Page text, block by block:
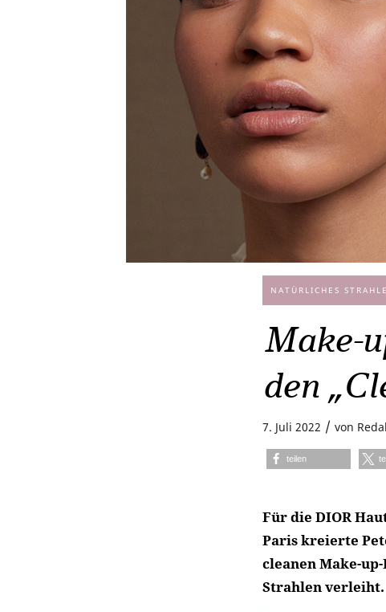
NATÜRLICHES
Make-
den
7. Juli 2022 / von
teilen
Für die DIOR
Paris kreierte
cleanen Make-
Strahlen verleiht.